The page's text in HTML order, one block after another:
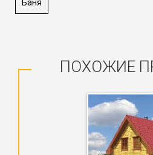
Баня
ПОХОЖИЕ